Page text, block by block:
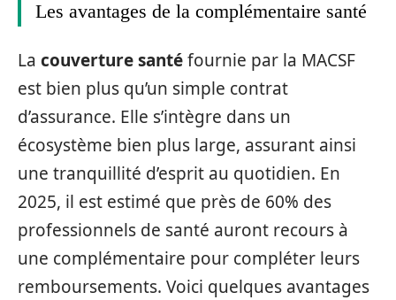
Les avantages de la complémentaire santé
La couverture santéfournie par la MACSF
est bien plus qu’un simple contrat
d’assurance. Elle s’intègre dans un
écosystème bien plus large, assurant ainsi
une tranquillité d’esprit au quotidien. En
2025, il est estimé que près de 60% des
professionnels de santé auront recours à
une complémentaire pour compléter leurs
remboursements. Voici quelques avantages